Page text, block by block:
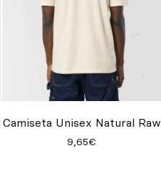
Camiseta Unisex Natural Raw
9,65€